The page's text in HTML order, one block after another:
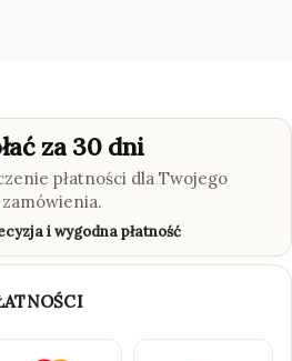
za 30 dni
płatności dla Twojego
zamówienia.
i wygodna płatność